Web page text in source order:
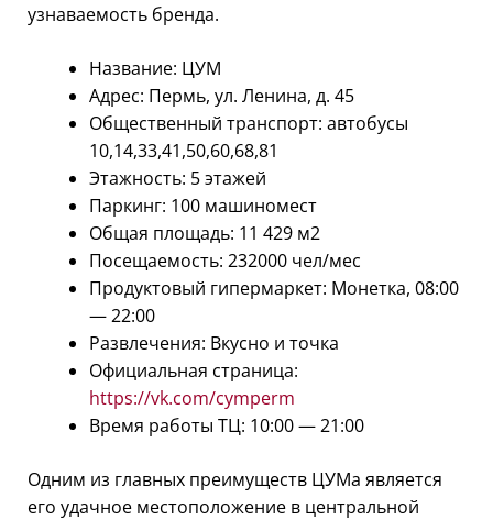
узнаваемость бренда.
Название: ЦУМ
Адрес: Пермь, ул. Ленина, д. 45
Общественный транспорт: автобусы
10,14,33,41,50,60,68,81
Этажность: 5 этажей
Паркинг: 100 машиномест
Общая площадь: 11 429 м2
Посещаемость: 232000 чел/мес
Продуктовый гипермаркет: Монетка, 08:00
— 22:00
Развлечения: Вкусно и точка
Официальная страница:
https://vk.com/cymperm
Время работы ТЦ: 10:00 — 21:00
Одним из главных преимуществ ЦУМа является
его удачное местоположение в центральной